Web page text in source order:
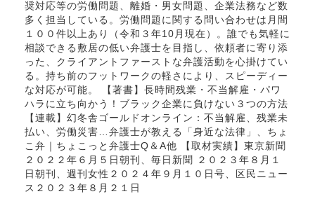
奨対応等の労働問題、離婚・男女問題、企業法務など数
多く担当している。労働問題に関する問い合わせは月間
１００件以上あり（令和３年10月現在）。誰でも気軽に
相談できる敷居の低い弁護士を目指し、依頼者に寄り添
った、クライアントファーストな弁護活動を心掛けてい
る。持ち前のフットワークの軽さにより、スピーディー
な対応が可能。 【著書】長時間残業・不当解雇・パワ
ハラに立ち向かう！ブラック企業に負けない３つの方法
【連載】幻冬舎ゴールドオンライン：不当解雇、残業未
払い、労働災害…弁護士が教える「身近な法律」、ちょ
こ弁｜ちょこっと弁護士Q＆A他 【取材実績】東京新聞
２０２２年６月５日朝刊、毎日新聞 ２０２３年８月１
日朝刊、週刊女性２０２４年９月１０日号、区民ニュー
ス２０２３年８月２１日